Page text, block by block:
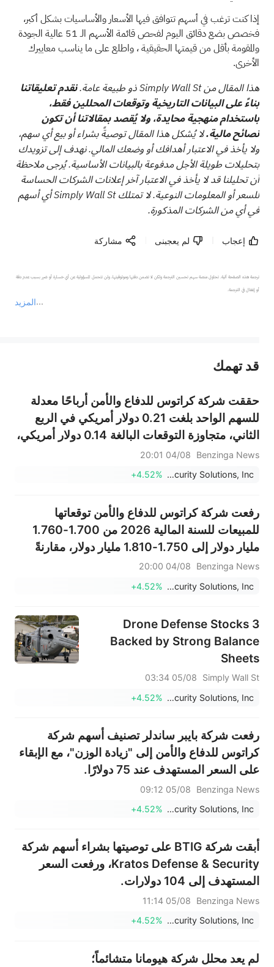
إذا كنت ترغب في أسهم تتوافق فيها الأسعار والأساسيات بشكل أكبر،
فخصص بضع دقائق اليوم لفحص قائمة
الأسهم الـ 51 عالية الجودة
والمقومة بأقل من قيمتها الحقيقية، واطلع على ما يناسب معاييرك
الأخرى.
هذا المقال من Simply Wall St ذو طبيعة عامة.
نقدم تعليقاتنا
بناءً على البيانات التاريخية وتوقعات المحللين فقط،
باستخدام منهجية محايدة، ولا يُقصد بمقالاتنا أن تكون
نصائح مالية.لا يُشكل هذا المقال توصيةً بشراء أو بيع أي سهم،
ولا يأخذ في الاعتبار أهدافك أو وضعك المالي. نهدف إلى تزويدك
بتحليلات طويلة الأجل مدفوعة بالبيانات الأساسية. يُرجى ملاحظة
أن تحليلنا قد لا يأخذ في الاعتبار آخر إعلانات الشركات الحساسة
للسعر أو المعلومات النوعية. لا تمتلك Simply Wall St أي أسهم
في أي من الشركات المذكورة.
إعجاب لم يعجبنى مشاركة
المزيد
ترجمة هذه الصفحة آلية. تحاول منصة سهم تحسين الترجمة ولكن لا تضمن دقتها وموثوقيتها، ولن تتحمل المسؤولية عن أي خسارة أو ضرر بسبب عدم دقة
أو إغفال في الترجمة.
عند الضرورة، يرجى استشارة مستشار استثمار محترف. لا تقدم منصة سهم أي مشورة استثمارية، ولا تقدم أي التزامات أو ضمانات.
قد تهمك
حققت شركة كراتوس للدفاع والأمن أرباحًا معدلة
للسهم الواحد بلغت 0.21 دولار أمريكي في الربع
الثاني، متجاوزة التوقعات البالغة 0.14 دولار أمريكي،
Benzinga News
04/08 20:01
Kratos Defense & Security Solutions, Inc.
+4.52%
رفعت شركة كراتوس للدفاع والأمن توقعاتها
للمبيعات للسنة المالية 2026 من 1.700-1.760
مليار دولار إلى 1.750-1.810 مليار دولار، مقارنةً
بتوقعات سابقة بلغت 1.742 مليار دولار.
Benzinga News
04/08 20:00
Kratos Defense & Security Solutions, Inc.
+4.52%
3 Drone Defense Stocks
Backed by Strong Balance
Sheets
Simply Wall St
05/08 03:34
Kratos Defense & Security Solutions, Inc.
+4.52%
رفعت شركة بايبر ساندلر تصنيف أسهم شركة
كراتوس للدفاع والأمن إلى "زيادة الوزن"، مع الإبقاء
على السعر المستهدف عند 75 دولارًا.
Benzinga News
05/08 09:12
Kratos Defense & Security Solutions, Inc.
+4.52%
أبقت شركة BTIG على توصيتها بشراء أسهم شركة
Kratos Defense & Security، ورفعت السعر
المستهدف إلى 104 دولارات.
Benzinga News
05/08 11:14
Kratos Defense & Security Solutions, Inc.
+4.52%
لم يعد محلل شركة هيومانا متشائماً؛